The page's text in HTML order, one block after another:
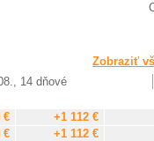
Zobraziť
14 dňové
€ +1 112 €
€ +1 112 €